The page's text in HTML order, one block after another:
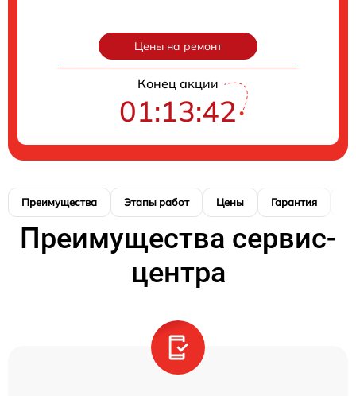
Цены на ремонт
Конец акции
01:13:41
Преимущества Этапы работ Цены Гарантия
Преимущества сервис-
центра